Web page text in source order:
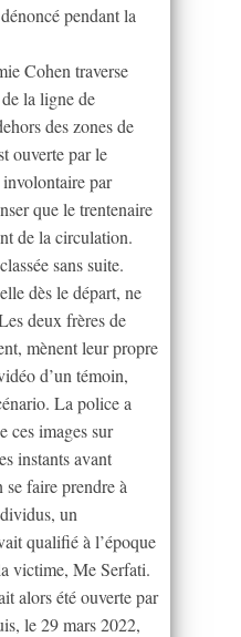
pendant la
Cohen traverse
la ligne de
des zones de
ouverte par le
par
que le trentenaire
de la circulation.
sans suite.
dès le départ, ne
deux frères de
mènent leur propre
d’un témoin,
La police a
ces images sur
instants avant
se faire prendre à
un
qualifié à l’époque
victime, Me Serfati.
alors été ouverte par
le 29 mars 2022,